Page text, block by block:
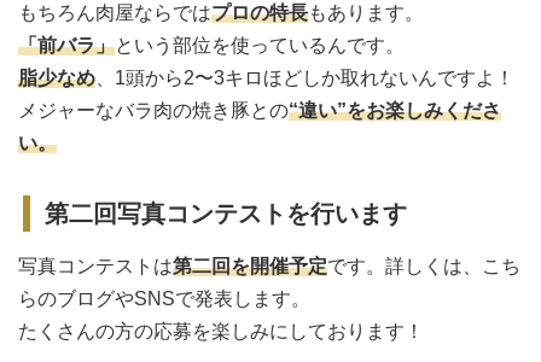
もちろん肉屋ならではプロの特長もあります。
「前バラ」という部位を使っているんです。
脂少なめ 、1頭から2〜3キロほどしか取れないんですよ！
メジャーなバラ肉の焼き豚との“違い”をお楽しみくださ
い。
第二回写真コンテストを行います
写真コンテストは第二回を開催予定です。詳しくは、こち
らのブログやSNSで発表します。
たくさんの方の応募を楽しみにしております！